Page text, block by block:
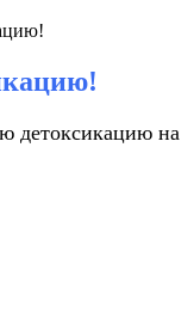
детоксикацию на